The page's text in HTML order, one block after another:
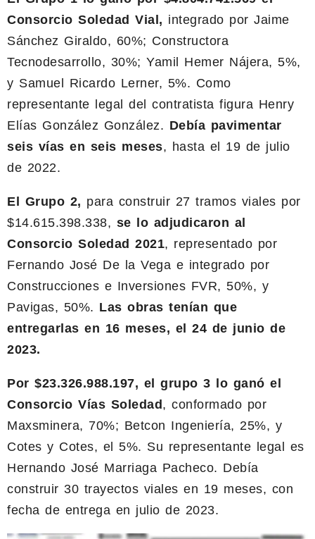
Consorcio Soledad Vial, integrado por Jaime
Sánchez Giraldo, 60%; Constructora
Tecnodesarrollo, 30%; Yamil Hemer Nájera, 5%,
y Samuel Ricardo Lerner, 5%. Como
representante legal del contratista figura Henry
Elías González González. Debía pavimentar
seis vías en seis meses, hasta el 19 de julio
de 2022.
El Grupo 2, para construir 27 tramos viales por
$14.615.398.338, se lo adjudicaron al
Consorcio Soledad 2021, representado por
Fernando José De la Vega e integrado por
Construcciones e Inversiones FVR, 50%, y
Pavigas, 50%. Las obras tenían que
entregarlas en 16 meses, el 24 de junio de
2023.
Por $23.326.988.197, el grupo 3 lo ganó el
Consorcio Vías Soledad , conformado por
Maxsminera, 70%; Betcon Ingeniería, 25%, y
Cotes y Cotes, el 5%. Su representante legal es
Hernando José Marriaga Pacheco. Debía
construir 30 trayectos viales en 19 meses, con
fecha de entrega en julio de 2023.